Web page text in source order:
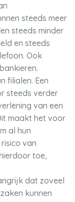
steeds meer
steeds minder
en steeds
Ook
filialen. Een
steeds verder
van een
maakt het voor
al hun
van
toe,
dat zoveel
kunnen